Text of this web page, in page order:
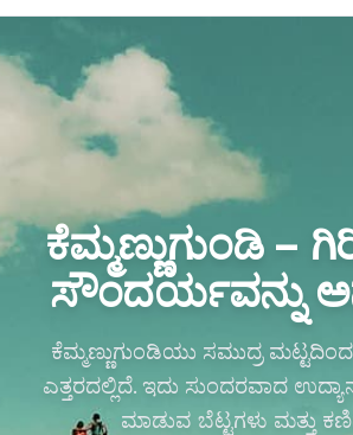
ಕೆಮ್ಮಣ್ಣುಗುಂಡಿ –
ಸೌಂದರ್ಯವನ್ನು
ಕೆಮ್ಮಣ್ಣುಗುಂಡಿಯು ಸಮುದ್ರ
ಎತ್ತರದಲ್ಲಿದೆ. ಇದು ಸುಂದರವಾದ
ಮಾಡುವ ಬೆಟ್ಟಗಳು ಮತ್ತು